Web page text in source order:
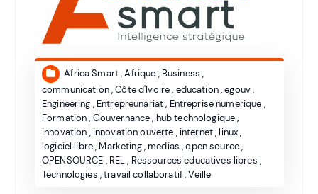
Africa Smart,Afrique , Business ,
communication,Côte d'Ivoire, education,egouv,
Engineering , Entrepreunariat, Entreprise numerique ,
Formation, Gouvernance, hub technologique,
innovation , innovation ouverte , internet,linux,
logiciel libre, Marketing,medias ,open source,
OPENSOURCE , REL, Ressources educatives libres ,
Technologies ,travail collaboratif,Veille